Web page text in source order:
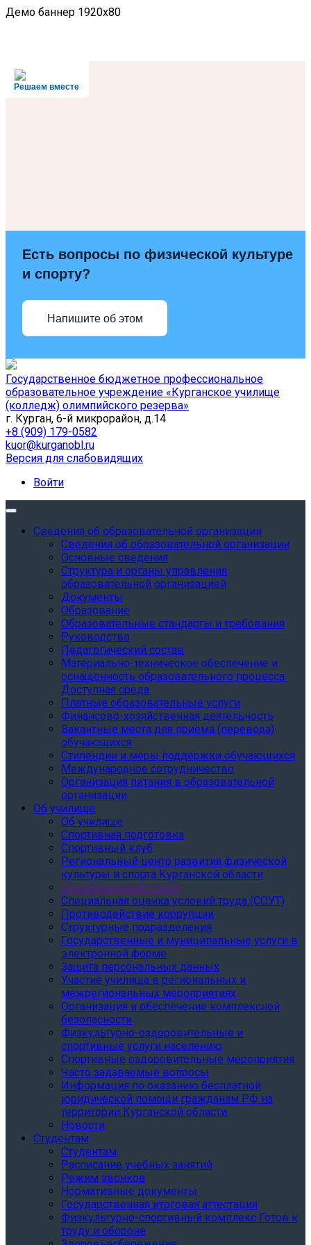
Демо баннер 1920x80
Решаем вместе
Есть вопросы по физической культуре
и спорту?
Напишите об этом
Государственное бюджетное профессиональное
образовательное учреждение «Курганское училище
(колледж) олимпийского резерва»
г. Курган, 6-й микрорайон, д.14
+8 (909) 179-0582
kuor@kurganobl.ru
Версия для слабовидящих
Войти
Сведения об образовательной организации
Сведения об образовательной организации
Основные сведения
Структура и органы управления
образовательной организацией
Документы
Образование
Образовательные стандарты и требования
Руководство
Педагогический состав
Материально-техническое обеспечение и
оснащенность образовательного процесса.
Доступная среда
Платные образовательные услуги
Финансово-хозяйственная деятельность
Вакантные места для приёма (перевода)
обучающихся
Стипендии и меры поддержки обучающихся
Международное сотрудничество
Организация питания в образовательной
организации
Об училище
Об училище
Спортивная подготовка
Спортивный клуб
Региональный центр развития физической
культуры и спорта Курганской области
Попечительский Совет
Специальная оценка условий труда (СОУТ)
Противодействие коррупции
Структурные подразделения
Государственные и муниципальные услуги в
электронной форме
Защита персональных данных
Участие училища в региональных и
межрегиональных мероприятиях
Организация и обеспечение комплексной
безопасности
Физкультурно-оздоровительные и
спортивные услуги населению
Спортивные оздоровительные мероприятия
Часто задаваемые вопросы
Информация по оказанию бесплатной
юридической помощи гражданам РФ на
территории Курганской области
Новости
Студентам
Студентам
Расписание учебных занятий
Режим звонков
Нормативные документы
Государственная итоговая аттестация
Физкультурно-спортивный комплекс Готов к
труду и обороне